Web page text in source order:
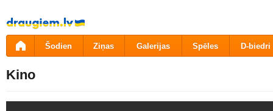
Pāriet
uz
saturu
Šodien Ziņas Galerijas Spēles D-biedri
Kino